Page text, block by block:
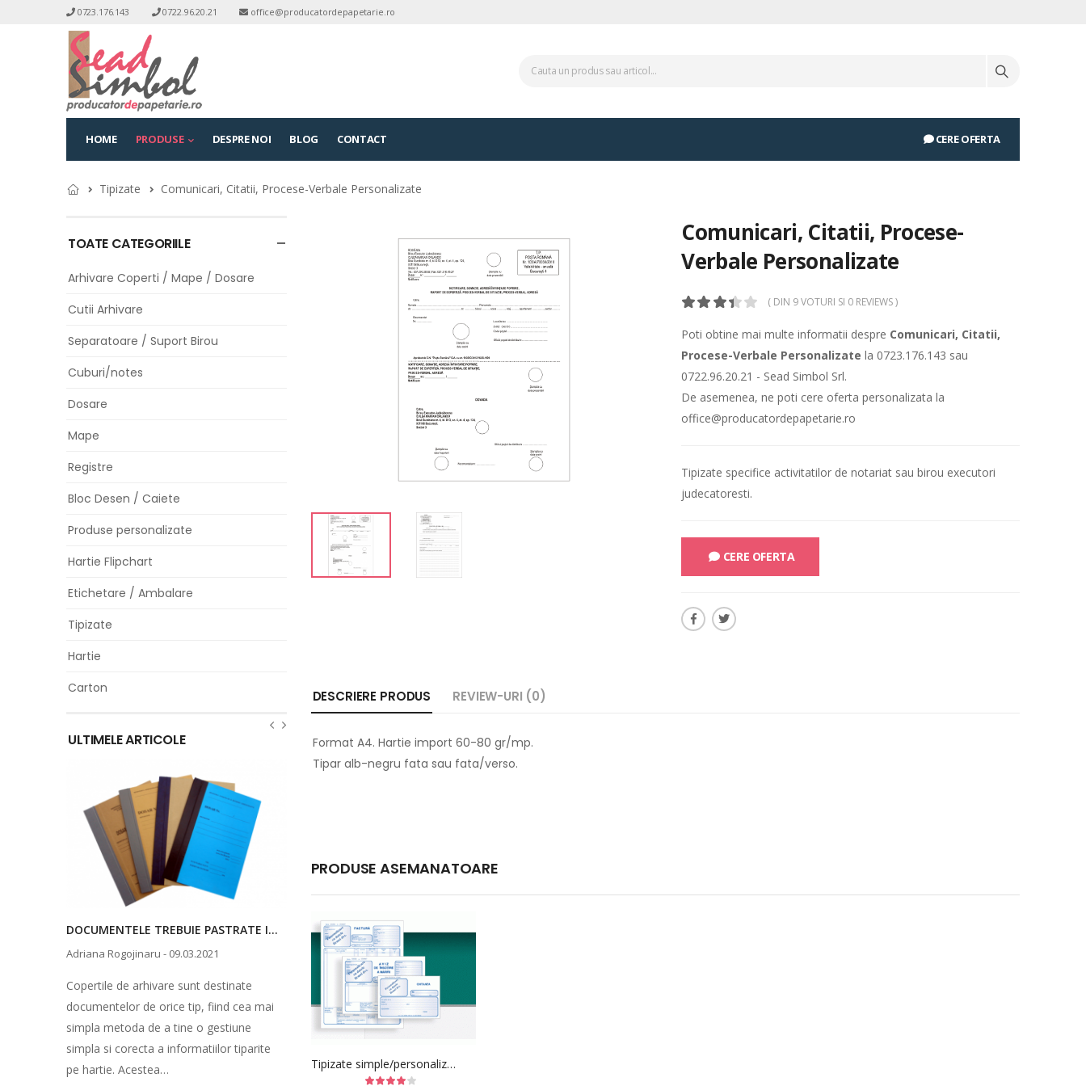
0723.176.143 0722.96.20.21 office@producatordepapetarie.ro
HOME PRODUSE DESPRE NOI BLOG CONTACT CERE OFERTA
Tipizate Comunicari, Citatii, Procese-Verbale Personalizate
TOATE CATEGORIILE
Arhivare Coperti / Mape / Dosare
Cutii Arhivare
Separatoare / Suport Birou
Cuburi/notes
Dosare
Mape
Registre
Bloc Desen / Caiete
Produse personalizate
Hartie Flipchart
Etichetare / Ambalare
Tipizate
Hartie
Carton
ULTIMELE ARTICOLE
DOCUMENTELE TREBUIE PASTRATE IN COPERTI DE ARHIVARE
Adriana Rogojinaru - 09.03.2021
Copertile de arhivare sunt destinate
documentelor de orice tip, fiind cea mai
simpla metoda de a tine o gestiune
simpla si corecta a informatiilor tiparite
pe hartie. Acestea…
Adriana Rogojinaru-16.01.2021
Potrivit normelor în vigoare, arhivarea
documentelor financiar-contabile se face
conform unor reguli specifice. Spre
trebuie păstrate…
Comunicari, Citatii, Procese-
Verbale Personalizate
( DIN 9 VOTURI SI 0 REVIEWS )
Poti obtine mai multe informatii despre Comunicari, Citatii,
Procese-Verbale Personalizate la 0723.176.143 sau
0722.96.20.21 - Sead Simbol Srl.
De asemenea, ne poti cere oferta personalizata la
office@producatordepapetarie.ro
Tipizate specifice activitatilor de notariat sau birou executori
judecatoresti.
CERE OFERTA
DESCRIERE PRODUS REVIEW-URI (0)
Format A4. Hartie import 60-80 gr/mp.
Tipar alb-negru fata sau fata/verso.
PRODUSE ASEMANATOARE
Tipizate simple/personalizate